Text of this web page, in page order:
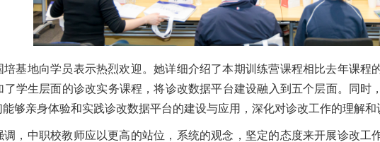
基地向学员表示热烈欢迎。她详细介绍了本期训练营课程相比去年课程
学生层面的诊改实务课程，将诊改数据平台建设融入到五个层面。同时
够亲身体验和实践诊改数据平台的建设与应用，深化对诊改工作的理解和
，中职校教师应以更高的站位，系统的观念，坚定的态度来开展诊改工